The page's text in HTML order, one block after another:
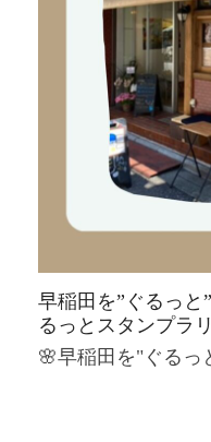
早稲田を”ぐるっと
るっとスタンプラ
🌸早稲田を"ぐる